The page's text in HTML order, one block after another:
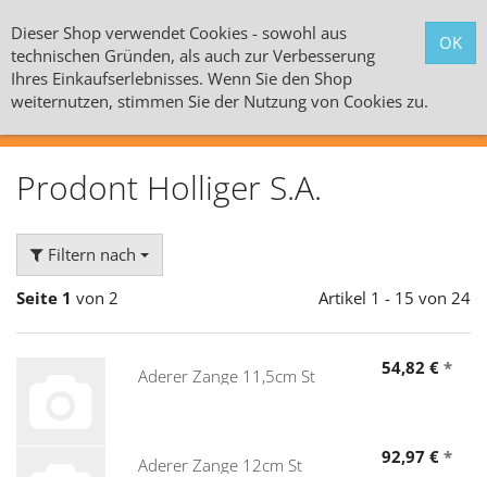
Alle Kategorien
Prodont Holliger S.A.
Filtern nach
Seite 1 von 2 Artikel 1 - 15 von 24
Aderer Zange 11,5cm St 54,82 € *
Aderer Zange 12cm St 92,97 € *
Dieser Shop verwendet Cookies - sowohl aus
technischen Gründen, als auch zur Verbesserung
Ihres Einkaufserlebnisses. Wenn Sie den Shop
weiternutzen, stimmen Sie der Nutzung von Cookies zu.